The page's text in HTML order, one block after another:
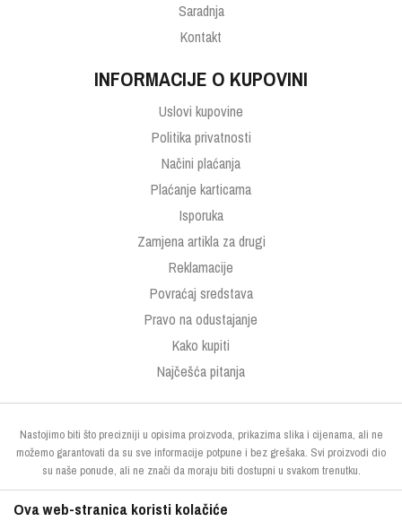
Saradnja
Kontakt
INFORMACIJE O KUPOVINI
Uslovi kupovine
Politika privatnosti
Načini plaćanja
Plaćanje karticama
Isporuka
Zamjena artikla za drugi
Reklamacije
Povraćaj sredstava
Pravo na odustajanje
Kako kupiti
Najčešća pitanja
Nastojimo biti što precizniji u opisima proizvoda, prikazima slika i cijenama, ali ne
možemo garantovati da su sve informacije potpune i bez grešaka. Svi proizvodi dio
su naše ponude, ali ne znači da moraju biti dostupni u svakom trenutku.
Ova web-stranica koristi kolačiće